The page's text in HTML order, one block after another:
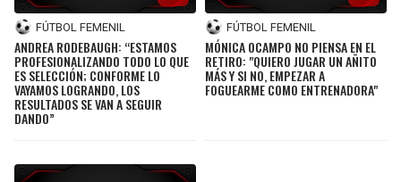
FÚTBOL FEMENIL
ANDREA RODEBAUGH: “ESTAMOS
PROFESIONALIZANDO TODO LO QUE
ES SELECCIÓN; CONFORME LO
VAYAMOS LOGRANDO, LOS
RESULTADOS SE VAN A SEGUIR
DANDO”
FÚTBOL FEMENIL
MÓNICA OCAMPO NO PIENSA EN EL
RETIRO: "QUIERO JUGAR UN AÑITO
MÁS Y SI NO, EMPEZAR A
FOGUEARME COMO ENTRENADORA"